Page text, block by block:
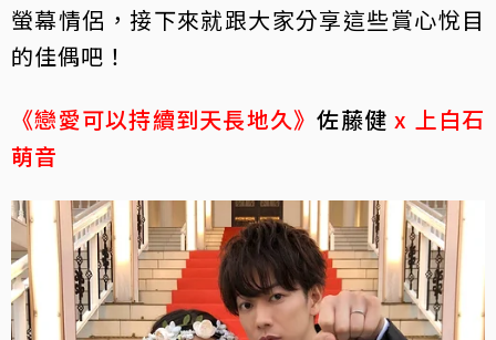
螢幕情侶，接下來就跟大家分享這些賞心悅目
的佳偶吧！
《戀愛可以持續到天長地久》佐藤健 x 上白石
萌音